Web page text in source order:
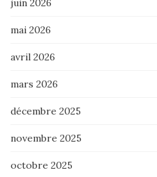
juin 2026
mai 2026
avril 2026
mars 2026
décembre 2025
novembre 2025
octobre 2025